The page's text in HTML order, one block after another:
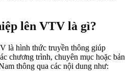
lên VTV là gì?
là hình thức truyền thông giúp
chương trình, chuyên mục hoặc bản
thông qua các nội dung như: